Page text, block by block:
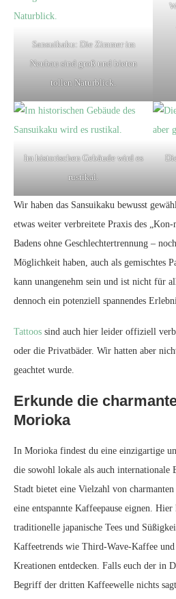
Sansuikaku: Die Zimmer im
Neubau sind groß und bieten
tollen Naturblick.
Im historischen Gebäude wird es
rustikal.
Wir haben das Sansuikaku bewusst
etwas weiter verbreitete Praxis des „Kon-
Badens ohne Geschlechtertrennung –
Möglichkeit haben, auch als gemischtes
kann unangenehm sein und ist nicht für
dennoch ein potenziell spannendes
Tattoos sind auch hier leider offiziell
oder die Privatbäder. Wir hatten aber
geachtet wurde.
Erkunde die
Morioka
In Morioka findest du eine einzigartige
die sowohl lokale als auch internationale
Stadt bietet eine Vielzahl von
eine entspannte Kaffeepause eignen.
traditionelle japanische Tees und
Kaffeetrends wie Third-Wave-Kaffee
Kreationen entdecken. Falls euch der in
Begriff der dritten Kaffeewelle nichts